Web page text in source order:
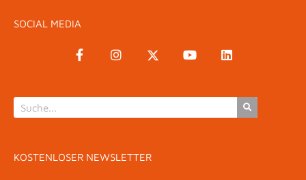
SOCIAL MEDIA
KOSTENLOSER NEWSLETTER